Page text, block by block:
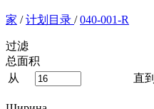
家 / 计划目录 / 040-001-R
过滤
总面积
从
直到